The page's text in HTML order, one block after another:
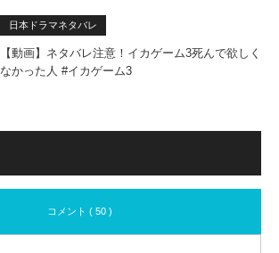
日本ドラマネタバレ
【動画】ネタバレ注意！イカゲーム3死んで欲しく
なかった人 #イカゲーム3
コメント ( 50 )